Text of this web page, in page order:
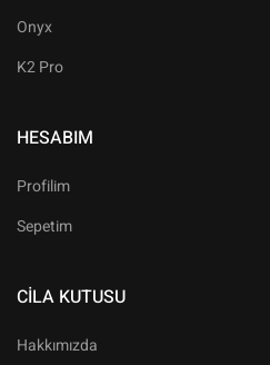
Onyx
K2 Pro
HESABIM
Profilim
Sepetim
CILA KUTUSU
Hakkımızda